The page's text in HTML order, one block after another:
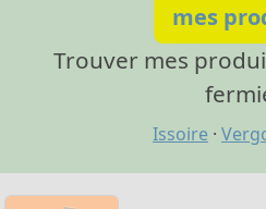
mes
Trouver mes
Issoire ·